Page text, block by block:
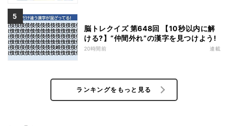
脳トレクイズ 第648回 【10秒以内に解
ける?】“仲間外れ”の漢字を見つけよう!
20時間前 連載
ランキングをもっと見る